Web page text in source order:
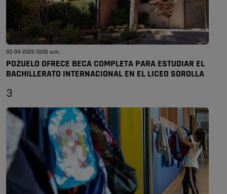
03-04-2025 10:05 a.m.
POZUELO OFRECE BECA COMPLETA PARA ESTUDIAR EL
BACHILLERATO INTERNACIONAL EN EL LICEO SOROLLA
3